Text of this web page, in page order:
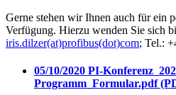
Gerne stehen wir Ihnen auch für ein
Verfügung. Hierzu wenden Sie sich
iris.dilzer(at)profibus(dot)com; Tel.:
05/10/2020 PI-
Programm_Formular.pdf